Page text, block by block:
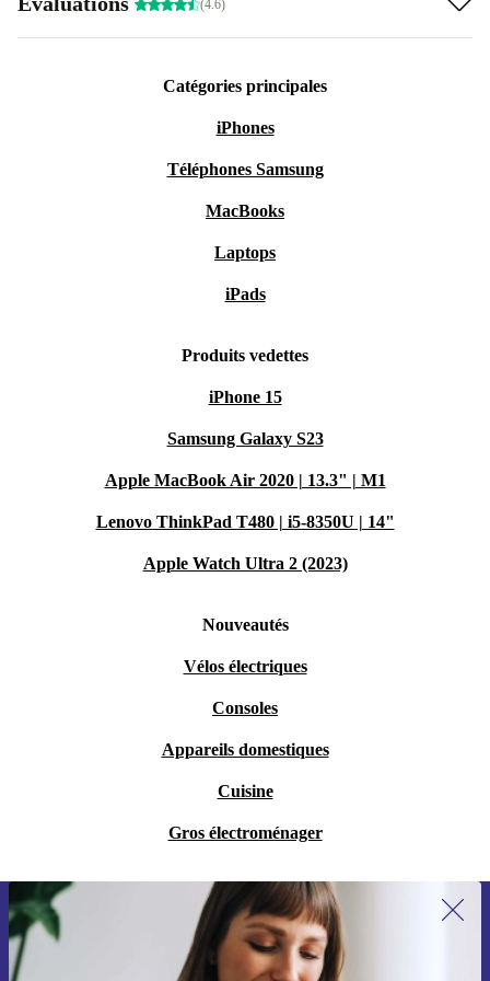
(4.6)
Catégories principales
iPhones
Téléphones Samsung
MacBooks
Laptops
iPads
Produits vedettes
iPhone 15
Samsung Galaxy S23
Apple MacBook Air 2020 | 13.3" | M1
Lenovo ThinkPad T480 | i5-8350U | 14"
Apple Watch Ultra 2 (2023)
Nouveautés
Vélos électriques
Consoles
Appareils domestiques
Cuisine
Gros électroménager
Recevoir offres et infos de refurbed
par mail